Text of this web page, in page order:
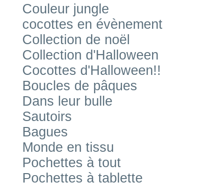
Couleur jungle
cocottes en évènement
Collection de noël
Collection d'Halloween
Cocottes d'Halloween!!
Boucles de pâques
Dans leur bulle
Sautoirs
Bagues
Monde en tissu
Pochettes à tout
Pochettes à tablette